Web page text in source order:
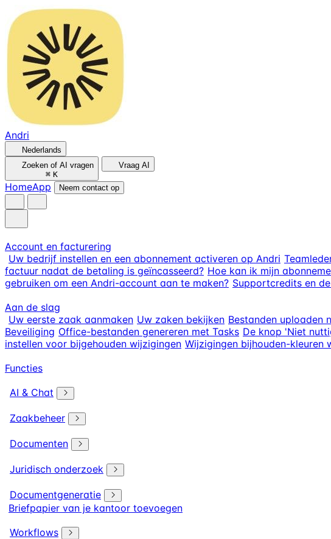
Andri
Nederlands
Zoeken of AI vragen
⌘ K
Vraag AI
HomeApp Neem contact op
Account en facturering
Uw bedrijf instellen en een abonnement activeren op Andri
factuur nadat de betaling is geïncasseerd? Hoe kan ik mijn
gebruiken om een Andri-account aan te maken? Supportcredits en
Aan de slag
Uw eerste zaak aanmaken Uw zaken bekijken Bestanden uploaden
Beveiliging Office-bestanden genereren met Tasks De knop 'Niet
instellen voor bijgehouden wijzigingen Wijzigingen bijhouden-kleuren
Functies
AI & Chat
Zaakbeheer
Documenten
Juridisch onderzoek
Documentgeneratie
Briefpapier van je kantoor toevoegen
Workflows